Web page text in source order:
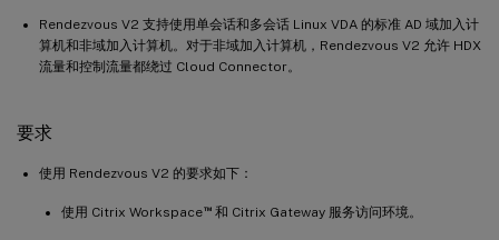
Rendezvous V2 支持使用单会话和多会话 Linux VDA 的标准 AD 域加入计
算机和非域加入计算机。对于非域加入计算机，Rendezvous V2 允许 HDX
流量和控制流量都绕过 Cloud Connector。
要求
使用 Rendezvous V2 的要求如下：
使用 Citrix Workspace™和 Citrix Gateway 服务访问环境。